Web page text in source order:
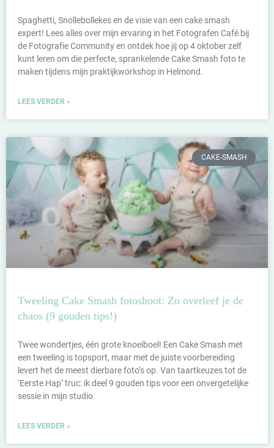
Spaghetti, Snollebollekes en de visie van een cake smash
expert! Lees alles over mijn ervaring in het Fotografen Café bij
de Fotografie Community en ontdek hoe jij op 4 oktober zelf
kunt leren om die perfecte, sprankelende Cake Smash foto te
maken tijdens mijn praktijkworkshop in Helmond.
LEES VERDER »
CAKE-SMASH
Tweeling Cake Smash fotoshoot: Zo overleef je de
chaos (9 gouden tips!)
Twee wondertjes, één grote knoeiboel! Een Cake Smash met
een tweeling is topsport, maar met de juiste voorbereiding
levert het de meest dierbare foto’s op. Van taartkeuzes tot de
‘Eerste Hap’ truc: ik deel 9 gouden tips voor een onvergetelijke
sessie in mijn studio.
LEES VERDER »